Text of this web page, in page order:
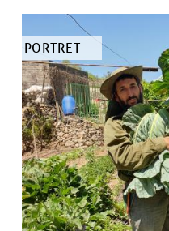
groenten en granen.
TYPE
ARTIKEL
PORTRET